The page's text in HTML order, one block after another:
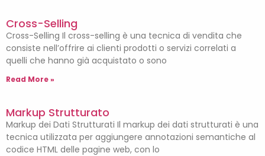
Cross-Selling
Cross-Selling Il cross-selling è una tecnica di vendita che
consiste nell’offrire ai clienti prodotti o servizi correlati a
quelli che hanno già acquistato o sono
Read More »
Markup Strutturato
Markup dei Dati Strutturati Il markup dei dati strutturati è una
tecnica utilizzata per aggiungere annotazioni semantiche al
codice HTML delle pagine web, con lo